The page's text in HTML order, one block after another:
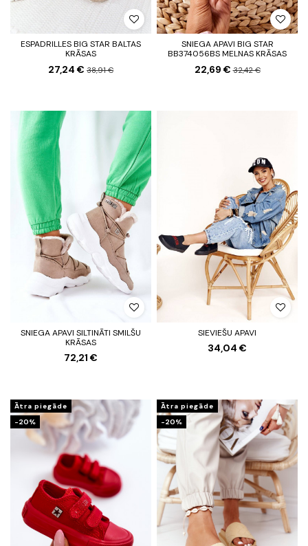
ESPADRILLES BIG STAR BALTAS
KRĀSAS
27,24 € 38,91 €
SNIEGA APAVI BIG STAR
BB374056BS MELNAS KRĀSAS
22,69 €32,42 €
SNIEGA APAVI SILTINĀTI SMILŠU
KRĀSAS
72,21 €
SIEVIEŠU APAVI
34,04 €
Ātra piegāde
-20%
Ātra piegāde
-20%